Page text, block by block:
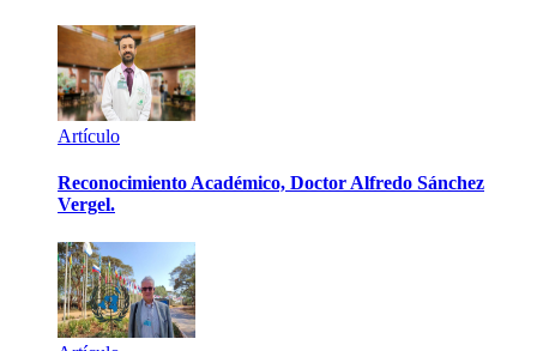
Artículo
Reconocimiento Académico, Doctor Alfredo Sánchez
Vergel.